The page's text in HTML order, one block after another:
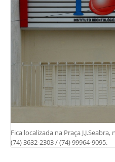
Fica localizada na Praça
(74) 3632-2303 / (74) 99964-9095.